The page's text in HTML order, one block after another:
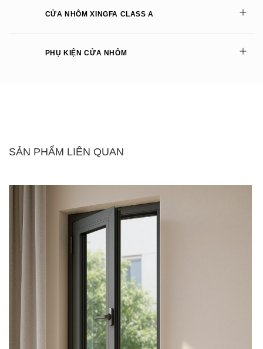
CỬA NHÔM XINGFA CLASS A
PHỤ KIỆN CỬA NHÔM
SẢN PHẨM LIÊN QUAN